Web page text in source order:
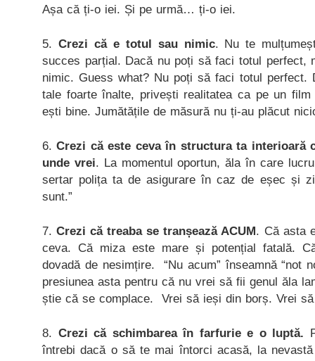
Așa că ți-o iei. Și pe urmă… ți-o iei.
5. Crezi că e totul sau nimic. Nu te
succes parțial. Dacă nu poți să faci totul perfect,
nimic. Guess what? Nu poți să faci totul perfect.
tale foarte înalte, privești realitatea ca pe un
ești bine. Jumătățile de măsură nu ți-au plăcut
6.Crezi că este ceva în structura ta interioară
unde vrei. La momentul oportun, ăla în care
sertar polița ta de asigurare în caz de eșec și
sunt.”
7.Crezi că treaba se tranșează ACUM. Că asta
ceva. Că miza este mare și potențial fatală.
dovadă de nesimțire. “Nu acum” înseamnă “not
presiunea asta pentru că nu vrei să fii genul ăla
știe că se complace. Vrei să ieși din borș. Vrei
8. Crezi că schimbarea în farfurie e o luptă.
întrebi dacă o să te mai întorci acasă, la